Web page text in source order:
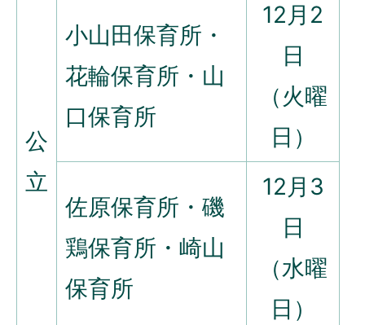
公
立
小山田保育所・
花輪保育所・山
口保育所
12月2
日
（火曜
日）
佐原保育所・磯
鶏保育所・崎山
保育所
12月3
日
（水曜
日）